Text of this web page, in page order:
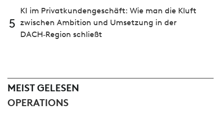
5
KI im Privatkundengeschäft: Wie man die Kluft
zwischen Ambition und Umsetzung in der
DACH‑Region schließt
MEIST GELESEN
OPERATIONS